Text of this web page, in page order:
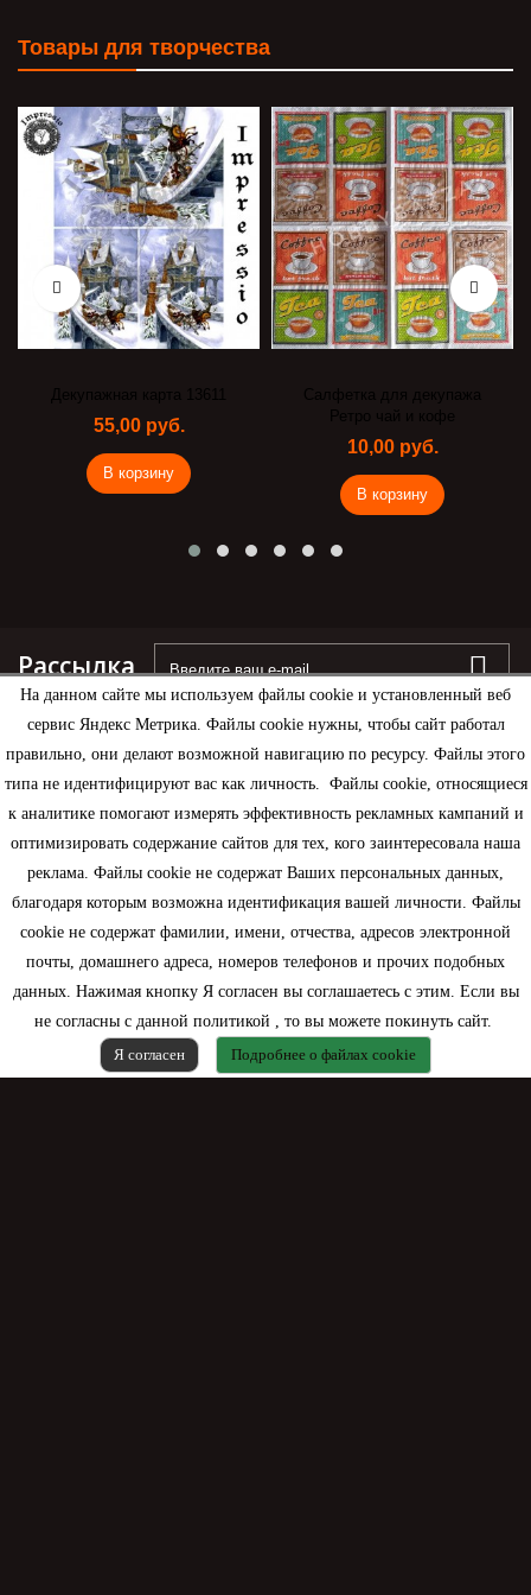
На данном сайте мы используем файлы cookie и установленный веб
сервис Яндекс Метрика. Файлы cookie нужны, чтобы сайт работал
правильно, они делают возможной навигацию по ресурсу. Файлы этого
типа не идентифицируют вас как личность. Файлы cookie, относящиеся
к аналитике помогают измерять эффективность рекламных кампаний и
оптимизировать содержание сайтов для тех, кого заинтересовала наша
реклама. Файлы cookie не содержат Ваших персональных данных,
благодаря которым возможна идентификация вашей личности. Файлы
cookie не содержат фамилии, имени, отчества, адресов электронной
почты, домашнего адреса, номеров телефонов и прочих подобных
данных. Нажимая кнопку Я согласен вы соглашаетесь с этим. Если вы
не согласны с данной политикой , то вы можете покинуть сайт.
Я согласен
Подробнее о файлах cookie
Товары для творчества
Декупажная карта 13611
55,00 руб.
В корзину
Салфетка для декупажа
Ретро чай и кофе
10,00 руб.
В корзину
Рассылка
Информация
Моя учетная запись
Контактная информация